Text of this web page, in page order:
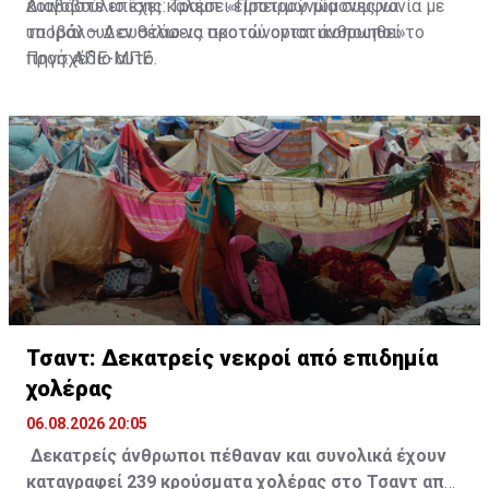
κοινοβούλιο έχει καλέσει εμπειρογνώμονες να
υποβάλουν συστάσεις προτού οριστικοποιηθεί το
προσχέδιο αυτό.
Διαβάστε επίσης:Τραμπ: «Προτιμώ μία συμφωνία με
το Ιράν – Δεν θέλω να σκοτώνονται άνθρωποι»
Πηγή: ΑΠΕ-ΜΠΕ
Τσαντ: Δεκατρείς νεκροί από επιδημία
χολέρας
06.08.2026 20:05
Δεκατρείς άνθρωποι πέθαναν και συνολικά έχουν
καταγραφεί 239 κρούσματα χολέρας στο Τσαντ από